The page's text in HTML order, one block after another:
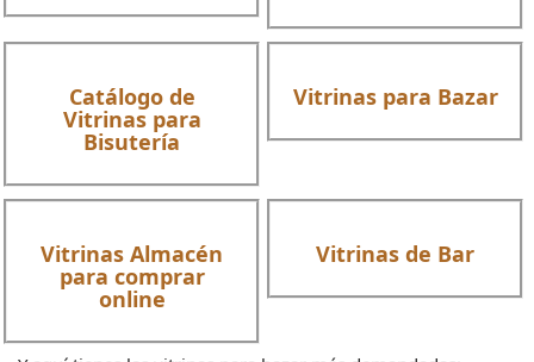
Catálogo de
Vitrinas para
Bisutería
Vitrinas para Bazar
Vitrinas Almacén
para comprar
online
Vitrinas de Bar